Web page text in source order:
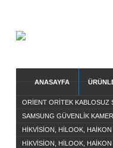
ANASAYFA
ORİENT ORİTEK KABLOSUZ
SAMSUNG GÜVENLİK
HİKVİSİON, HİLOOK,
HİKVİSİON, HİLOOK,